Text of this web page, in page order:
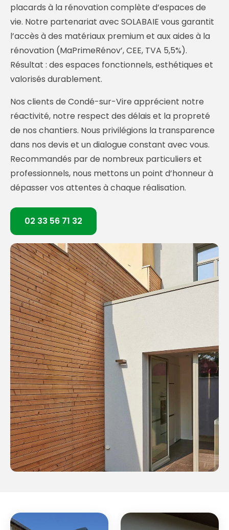
placards à la rénovation complète d’espaces de
vie. Notre partenariat avec SOLABAIE vous garantit
l’accès à des matériaux premium et aux aides à la
rénovation (MaPrimeRénov’, CEE, TVA 5,5%).
Résultat : des espaces fonctionnels, esthétiques et
valorisés durablement.
Nos clients de Condé-sur-Vire apprécient notre
réactivité, notre respect des délais et la propreté
de nos chantiers. Nous privilégions la transparence
dans nos devis et un dialogue constant avec vous.
Recommandés par de nombreux particuliers et
professionnels, nous mettons un point d’honneur à
dépasser vos attentes à chaque réalisation.
02 33 56 71 32